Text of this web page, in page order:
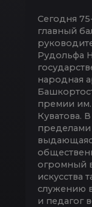
Сегодня
главный
Рудольфа
народная
премии
Куватова.
пределами
огромный
искусства
служению
и педагог